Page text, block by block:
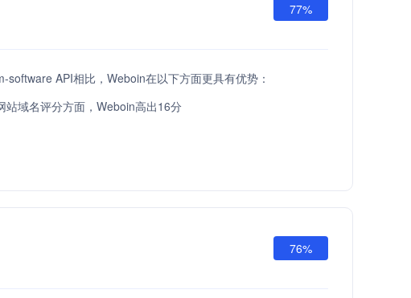
77%
software API相比，Weboin在以下方面更具有优势：
站域名评分方面，Weboin高出16分
76%